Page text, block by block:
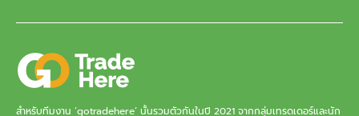
สำหรับทีมงาน ‘gotradehere’ นั้นรวมตัวกันในปี 2021 จากกลุ่มเทรดเดอร์และนัก